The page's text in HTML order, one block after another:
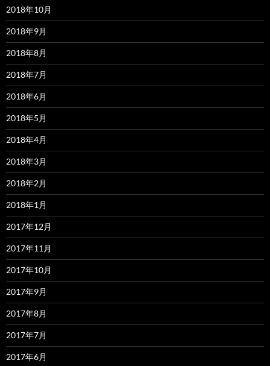
2018年10月
2018年9月
2018年8月
2018年7月
2018年6月
2018年5月
2018年4月
2018年3月
2018年2月
2018年1月
2017年12月
2017年11月
2017年10月
2017年9月
2017年8月
2017年7月
2017年6月